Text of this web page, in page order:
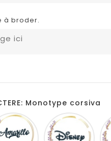
à broder.
Monotype corsiva
Amarillo